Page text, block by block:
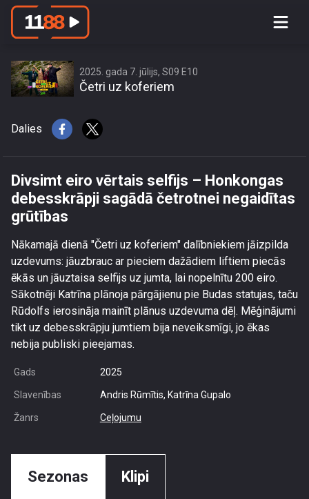
Divsimt eiro vērtais selfijs –
četrotnei negaidītas grūtības
2025. gada 7. jūlijs, S09 E10
Četri uz koferiem
Dalies
Divsimt eiro vērtais selfijs – Honkongas
debesskrāpji sagādā četrotnei negaidītas
grūtības
Nākamajā dienā "Četri uz koferiem" dalībniekiem jāizpilda
uzdevums: jāuzbrauc ar pieciem dažādiem liftiem piecās
ēkās un jāuztaisa selfijs uz jumta, lai nopelnītu 200 eiro.
Sākotnēji Katrīna plānoja pārgājienu pie Budas statujas, taču
Rūdolfs ierosināja mainīt plānus uzdevuma dēļ. Mēģinājumi
tikt uz debesskrāpju jumtiem bija neveiksmīgi, jo ēkas
nebija publiski pieejamas.
Gads 2025
Slavenības Andris Rūmītis, Katrīna Gupalo
Žanrs Ceļojumu
Sezonas Klipi